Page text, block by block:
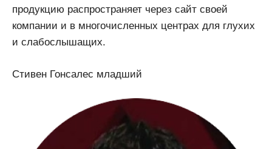
продукцию распространяет через сайт своей
компании и в многочисленных центрах для глухих
и слабослышащих.
Стивен Гонсалес младший